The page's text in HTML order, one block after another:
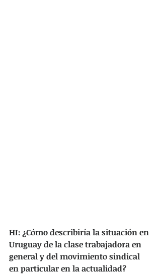
HI: ¿Cómo describiría la situación en
Uruguay de la clase trabajadora en
general y del movimiento sindical
en particular en la actualidad?